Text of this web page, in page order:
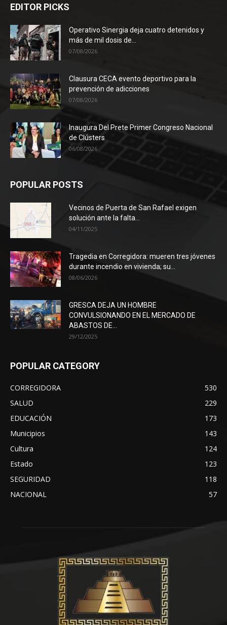
EDITOR PICKS
Operativo Sinergia deja cuatro detenidos y
más de mil dosis de...
07/08/2026
Clausura CECA evento deportivo para la
prevención de adicciones
07/08/2026
Inaugura Del Prete Primer Congreso Nacional
de Clústers
06/08/2026
POPULAR POSTS
Vecinos de Puerta de San Rafael exigen
solución ante la falta...
04/11/2025
Tragedia en Corregidora: mueren tres jóvenes
durante incendio en vivienda; su...
08/06/2026
GRESCA DEJA UN HOMBRE
CONVULSIONANDO EN EL MERCADO DE
ABASTOS DE...
29/12/2025
POPULAR CATEGORY
CORREGIDORA
530
SALUD
229
EDUCACIÓN
173
Municipios
143
Cultura
124
Estado
123
SEGURIDAD
118
NACIONAL
57